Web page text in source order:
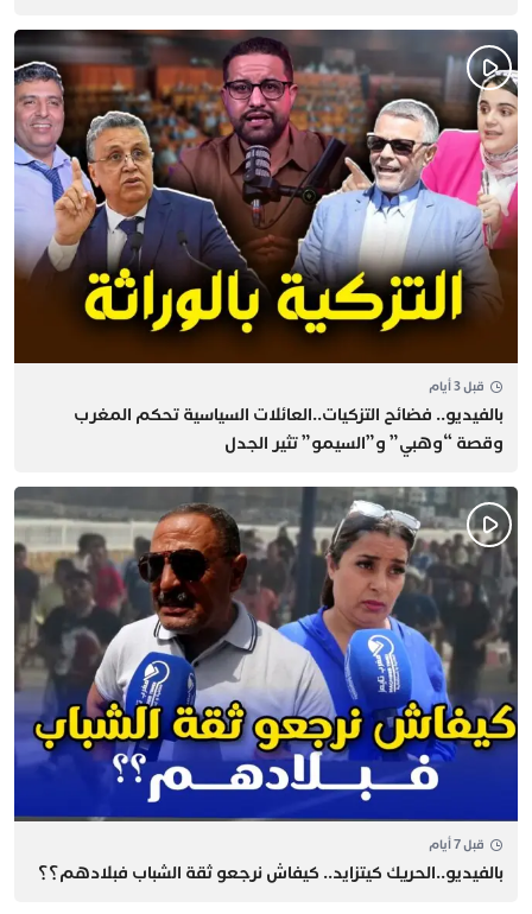
قبل 3 أيام
بالفيديو.. فضائح التزكيات..العائلات السياسية تحكم المغرب
وقصة “وهبي” و”السيمو” تثير الجدل
قبل 7 أيام
بالفيديو..الحريك كيتزايد.. كيفاش نرجعو ثقة الشباب فبلادهم؟؟